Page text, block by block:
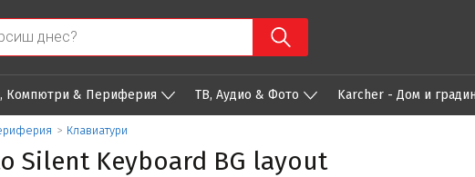
Компютри & Периферия ТВ, Аудио & Фото Karcher - Дом и
> Клавиатури
Silent Keyboard BG layout